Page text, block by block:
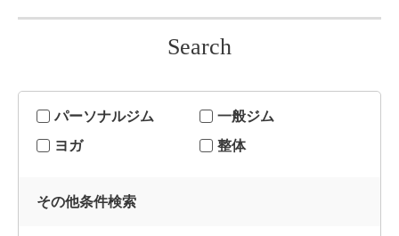
Search
パーソナルジム
一般ジム
ヨガ
整体
その他条件検索